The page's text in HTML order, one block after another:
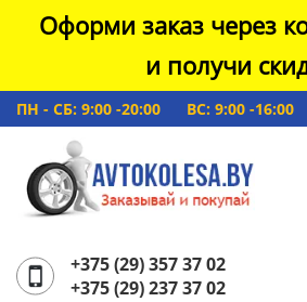
Оформи заказ через
и получи
ПН - СБ: 9:00 -20:00 ВС: 9:00 -16:00
+375 (29) 357 37 02
+375 (29) 237 37 02